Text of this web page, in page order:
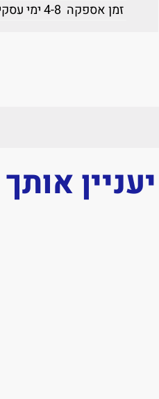
זמן אספקה 4-8 ימי עסקים